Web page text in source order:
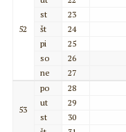
52
st
23
št
24
pi
25
so
26
ne
27
53
po
28
ut
29
st
30